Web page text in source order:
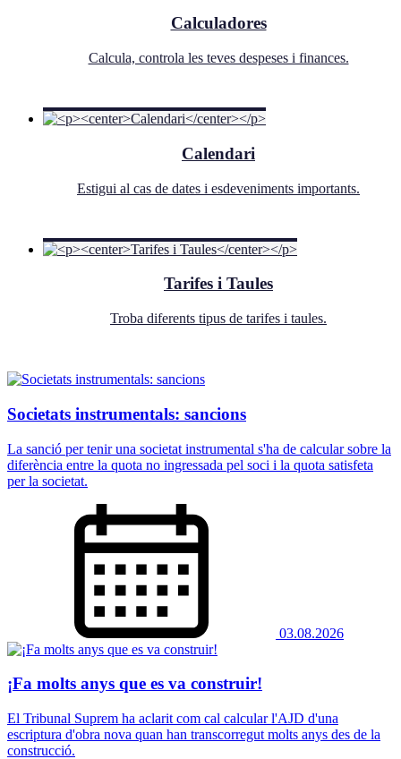
Calculadores
Calcula, controla les teves despeses i finances.
Calendari
Estigui al cas de dates i esdeveniments importants.
Tarifes i Taules
Troba diferents tipus de tarifes i taules.
Societats instrumentals: sancions
La sanció per tenir una societat instrumental s'ha de calcular sobre la
diferència entre la quota no ingressada pel soci i la quota satisfeta
per la societat.
03.08.2026
¡Fa molts anys que es va construir!
El Tribunal Suprem ha aclarit com cal calcular l'AJD d'una
escriptura d'obra nova quan han transcorregut molts anys des de la
construcció.